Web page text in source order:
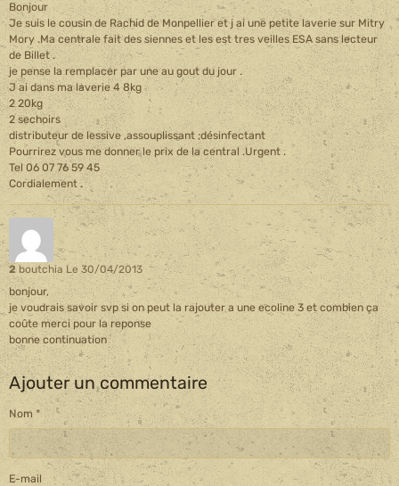
Bonjour
Je suis le cousin de Rachid de Monpellier et j ai une petite laverie sur Mitry
Mory .Ma centrale fait des siennes et les est tres veilles ESA sans lecteur
de Billet .
je pense la remplacer par une au gout du jour .
J ai dans ma laverie 4 8kg
2 20kg
2 sechoirs
distributeur de lessive ,assouplissant ;désinfectant
Pourrirez vous me donner le prix de la central .Urgent .
Tel 06 07 76 59 45
Cordialement .
2 boutchia Le 30/04/2013
bonjour,
je voudrais savoir svp si on peut la rajouter a une ecoline 3 et combien ça
coûte merci pour la reponse
bonne continuation
Ajouter un commentaire
Nom
E-mail